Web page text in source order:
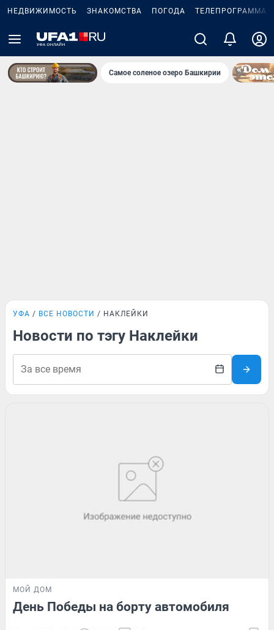
НЕДВИЖИМОСТЬ ЗНАКОМСТВА ПОГОДА ТЕЛЕПРОГРАММА
Самое соленое озеро Башкирии
УФА ВСЕ НОВОСТИ НАКЛЕЙКИ
Новости по тэгу Наклейки
МОЙ ДОМ
День Победы на борту автомобиля